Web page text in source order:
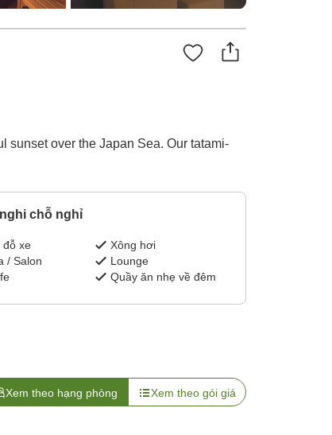
sunset over the Japan Sea. Our tatami-
chỗ nghỉ
đỗ xe
Xông hơi
/ Salon
Lounge
Quầy ăn nhẹ về đêm
Xem theo hạng phòng Xem theo gói giá